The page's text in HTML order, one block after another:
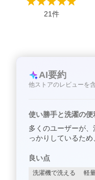
21件
AI要約
他ストアのレビューを
使い勝手と洗濯の
多くのユーザーが
っかりしているた
良い点
洗濯機で洗える 軽